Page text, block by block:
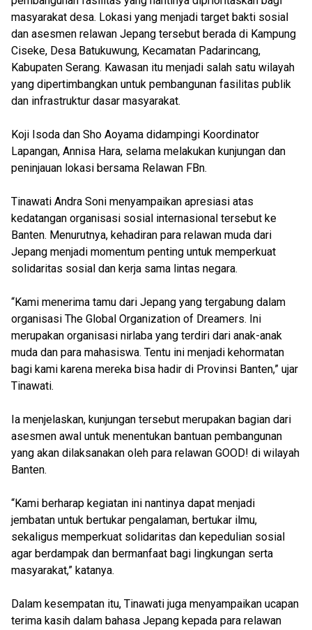
masyarakat desa. Lokasi yang menjadi target bakti sosial
dan asesmen relawan Jepang tersebut berada di Kampung
Ciseke, Desa Batukuwung, Kecamatan Padarincang,
Kabupaten Serang. Kawasan itu menjadi salah satu wilayah
yang dipertimbangkan untuk pembangunan fasilitas publik
dan infrastruktur dasar masyarakat.
Koji Isoda dan Sho Aoyama didampingi Koordinator
Lapangan, Annisa Hara, selama melakukan kunjungan dan
peninjauan lokasi bersama Relawan FBn.
Tinawati Andra Soni menyampaikan apresiasi atas
kedatangan organisasi sosial internasional tersebut ke
Banten. Menurutnya, kehadiran para relawan muda dari
Jepang menjadi momentum penting untuk memperkuat
solidaritas sosial dan kerja sama lintas negara.
“Kami menerima tamu dari Jepang yang tergabung dalam
organisasi The Global Organization of Dreamers. Ini
merupakan organisasi nirlaba yang terdiri dari anak-anak
muda dan para mahasiswa. Tentu ini menjadi kehormatan
bagi kami karena mereka bisa hadir di Provinsi Banten,” ujar
Tinawati.
Ia menjelaskan, kunjungan tersebut merupakan bagian dari
asesmen awal untuk menentukan bantuan pembangunan
yang akan dilaksanakan oleh para relawan GOOD! di wilayah
Banten.
“Kami berharap kegiatan ini nantinya dapat menjadi
jembatan untuk bertukar pengalaman, bertukar ilmu,
sekaligus memperkuat solidaritas dan kepedulian sosial
agar berdampak dan bermanfaat bagi lingkungan serta
masyarakat,” katanya.
Dalam kesempatan itu, Tinawati juga menyampaikan ucapan
terima kasih dalam bahasa Jepang kepada para relawan